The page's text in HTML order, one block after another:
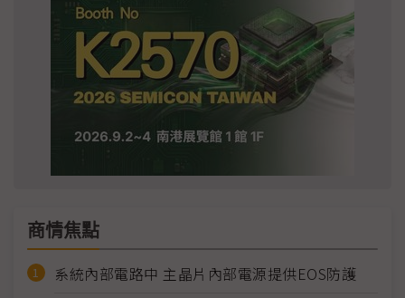
商情焦點
系統內部電路中 主晶片內部電源提供EOS防護